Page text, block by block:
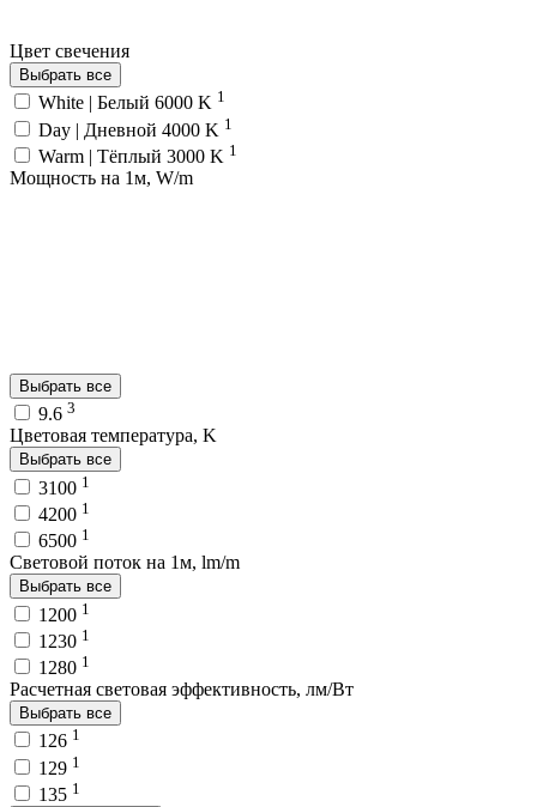
Цвет свечения
Выбрать все
White | Белый 6000 K 1
Day | Дневной 4000 K 1
Warm | Тёплый 3000 K 1
Мощность на 1м, W/m
Выбрать все
9.6 3
Цветовая температура, K
Выбрать все
3100 1
4200 1
6500 1
Световой поток на 1м, lm/m
Выбрать все
1200 1
1230 1
1280 1
Расчетная световая эффективность, лм/Вт
Выбрать все
126 1
129 1
135 1